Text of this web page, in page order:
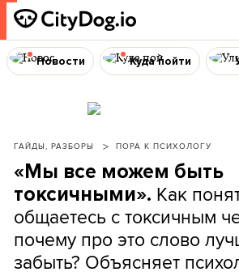
Новости Куда пойти
ГАЙДЫ, РАЗБОРЫ ПОРА К ПСИХОЛОГУ
«Мы все можем быть
токсичными». Как
общаетесь с токсичным
почему про это слово
забыть? Объясняет